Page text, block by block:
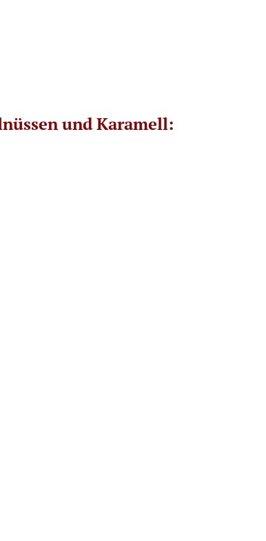
und Karamell: